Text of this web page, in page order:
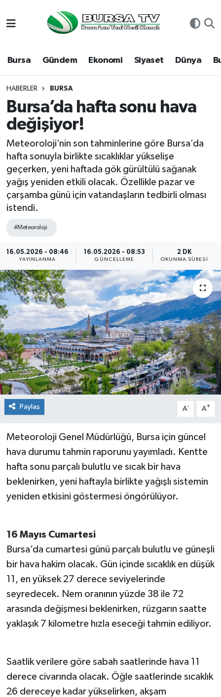
Bursa Gündem Ekonomi Siyaset Dünya
HABERLER BURSA
Bursa’da hafta sonu hava
değişiyor!
Meteoroloji’nin son tahminlerine göre Bursa’da
hafta sonuyla birlikte sıcaklıklar yükselişe
geçerken, yeni haftada gök gürültülü sağanak
yağış yeniden etkili olacak. Özellikle pazar ve
çarşamba günü için vatandaşların tedbirli olması
istendi.
#Meteoroloji
16.05.2026 - 08:46
YAYINLANMA
16.05.2026 - 08:53
GÜNCELLEME
2 DK
OKUNMA SÜRESI
Paylaş A- A+
Meteoroloji Genel Müdürlüğü, Bursa için güncel
hava durumu tahmin raporunu yayımladı. Kentte
hafta sonu parçalı bulutlu ve sıcak bir hava
beklenirken, yeni haftayla birlikte yağışlı sistemin
yeniden etkisini göstermesi öngörülüyor.
16 Mayıs Cumartesi
Bursa’da cumartesi günü parçalı bulutlu ve güneşli
bir hava hakim olacak. Gün içinde sıcaklık en düşük
11, en yüksek 27 derece seviyelerinde
seyredecek. Nem oranının yüzde 38 ile 72
arasında değişmesi beklenirken, rüzgarın saatte
yaklaşık 7 kilometre hızla eseceği tahmin ediliyor.
Saatlik verilere göre sabah saatlerinde hava 11
derece civarında olacak. Öğle saatlerinde sıcaklık
26 dereceye kadar yükselirken, akşam
Bursa
Dünya
Eğitim
Ekonomi
Genel
Gündem
Spor
Teknoloji
Türkiye
Hava Durumu
Namaz Vakitleri
Trafik Durumu
Süper Lig Puan Durumu ve Fikstür
Tüm Manşetler
Son Dakika Haberleri